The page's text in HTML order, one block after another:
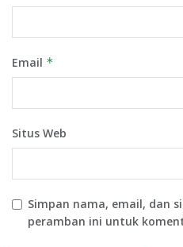
Email *
Situs Web
Simpan nama, email, dan
peramban ini untuk